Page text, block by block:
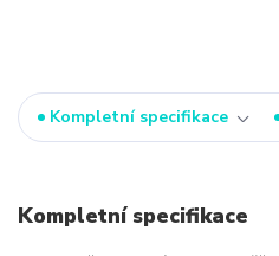
Kompletní specifikace
Kompletní specifikace